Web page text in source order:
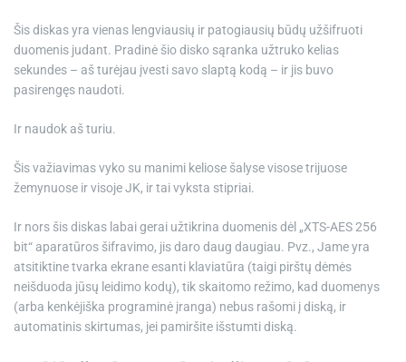
Šis diskas yra vienas lengviausių ir patogiausių būdų užšifruoti
duomenis judant. Pradinė šio disko sąranka užtruko kelias
sekundes – aš turėjau įvesti savo slaptą kodą – ir jis buvo
pasirengęs naudoti.
Ir naudok aš turiu.
Šis važiavimas vyko su manimi keliose šalyse visose trijuose
žemynuose ir visoje JK, ir tai vyksta stipriai.
Ir nors šis diskas labai gerai užtikrina duomenis dėl „XTS-AES 256
bit“ aparatūros šifravimo, jis daro daug daugiau. Pvz., Jame yra
atsitiktine tvarka ekrane esanti klaviatūra (taigi pirštų dėmės
neišduoda jūsų leidimo kodų), tik skaitomo režimo, kad duomenys
(arba kenkėjiška programinė įranga) nebus rašomi į diską, ir
automatinis skirtumas, jei pamiršite išstumti diską.